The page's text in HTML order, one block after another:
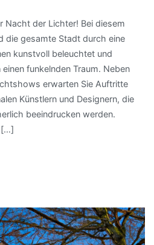
Nacht der Lichter! Bei diesem
die gesamte Stadt durch eine
kunstvoll beleuchtet und
funkelnden Traum. Neben
erwarten Sie Auftritte
Künstlern und Designern, die
beeindrucken werden.
[…]